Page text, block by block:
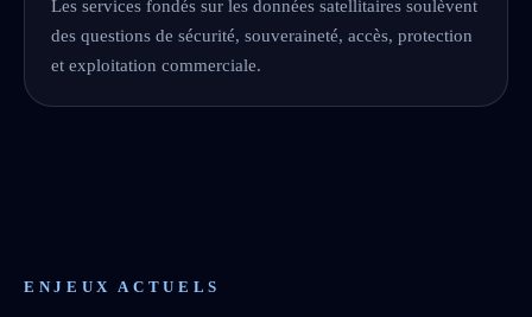
Les services fondés sur les données satellitaires soulèvent
des questions de sécurité, souveraineté, accès, protection
et exploitation commerciale.
ENJEUX ACTUELS